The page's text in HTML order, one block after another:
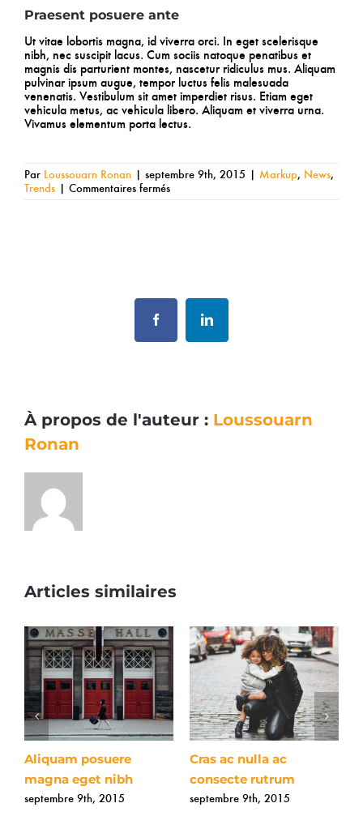
Praesent posuere ante
Ut vitae lobortis magna, id viverra orci. In eget scelerisque
nibh, nec suscipit lacus. Cum sociis natoque penatibus et
magnis dis parturient montes, nascetur ridiculus mus. Aliquam
pulvinar ipsum augue, tempor luctus felis malesuada
venenatis. Vestibulum sit amet imperdiet risus. Etiam eget
vehicula metus, ac vehicula libero. Aliquam et viverra urna.
Vivamus elementum porta lectus.
Par Loussouarn Ronan | septembre 9th, 2015 | Markup, News,
Trends | Commentaires ferméssur
FacebookLinkedIn
À propos de l'auteur : Loussouarn
Ronan
Articles similaires
Aliquam posuere
magna eget nibh
septembre 9th, 2015
Cras ac nulla ac
consecte rutrum
septembre 9th, 2015